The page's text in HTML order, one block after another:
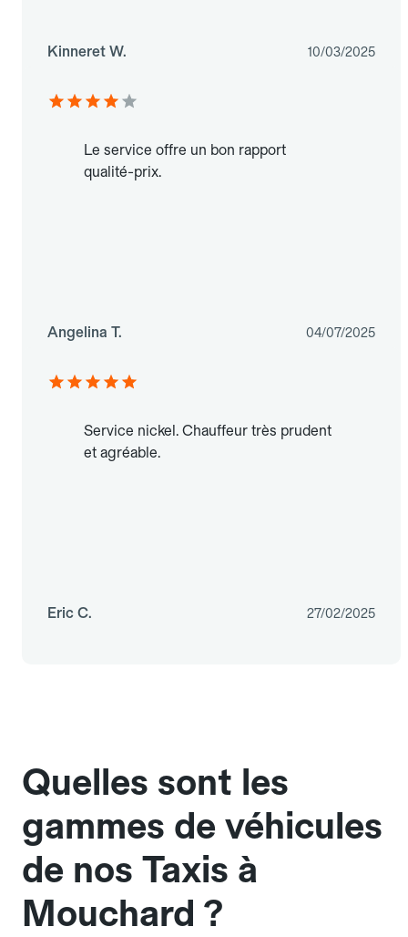
Kinneret W. 10/03/2025
Le service offre un bon rapport
qualité-prix.
Angelina T. 04/07/2025
Service nickel. Chauffeur très prudent
et agréable.
Eric C. 27/02/2025
Quelles sont les
gammes de véhicules
de nos Taxis à
Mouchard ?